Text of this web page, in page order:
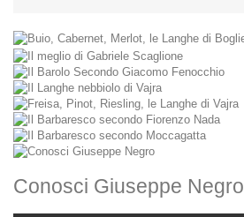
Conosci Giuseppe Negro